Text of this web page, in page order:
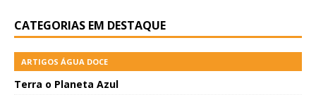
CATEGORIAS EM DESTAQUE
ARTIGOS ÁGUA DOCE
Terra o Planeta Azul